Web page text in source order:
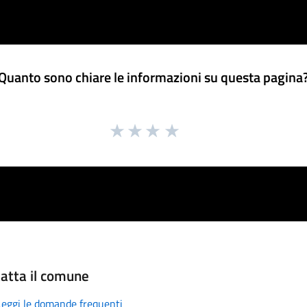
sono chiare le informazioni su questa
il comune
le domande frequenti